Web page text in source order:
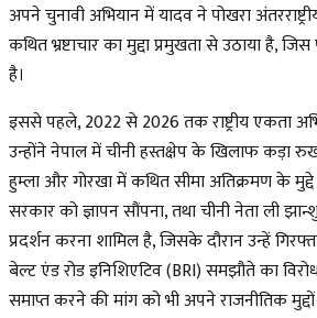
अपने चुनावी अभियान में यादव नेपोखरा
कथित भ्रष्टाचार का मुद्दा प्रमुखता से उठाया है,
है।
इससे पहले, 2022 से 2026 तक राष्ट्रीय एकता
उन्होंने नेपाल में चीनी हस्तक्षेप के खिलाफ कड़ा
हुम्ला और गोरखा में कथित सीमा अतिक्रमण के मुद्दे
सरकार को ज्ञापन सौंपना, तथा चीनी नेताली
प्रदर्शन करना शामिल है, जिसके दौरान उन्हें
बेल्ट एंड रोड इनिशिएटिव (BRI)समझौते का
समाप्त करने की मांग को भी अपने राजनीतिक